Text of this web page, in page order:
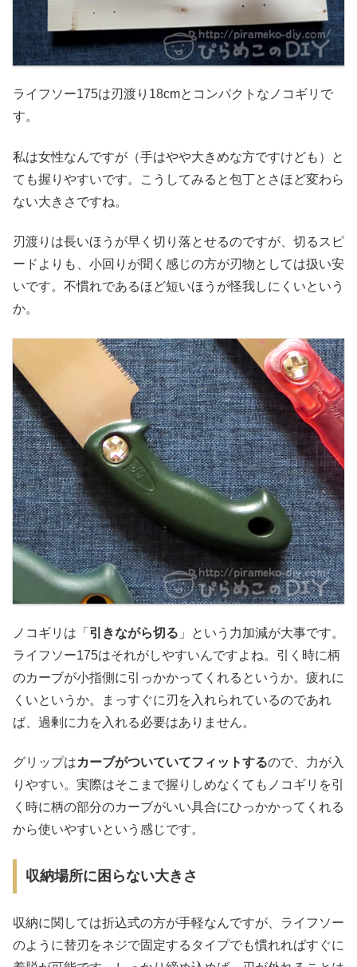
ライフソー175は刃渡り18cmとコンパクトなノコギリで
す。
私は女性なんですが（手はやや大きめな方ですけども）と
ても握りやすいです。こうしてみると包丁とさほど変わら
ない大きさですね。
刃渡りは長いほうが早く切り落とせるのですが、切るスピ
ードよりも、小回りが聞く感じの方が刃物としては扱い安
いです。不慣れであるほど短いほうが怪我しにくいという
か。
ノコギリは「 引きながら切る 」という力加減が大事です。
ライフソー175はそれがしやすいんですよね。引く時に柄
のカーブが小指側に引っかかってくれるというか。疲れに
くいというか。まっすぐに刃を入れられているのであれ
ば、過剰に力を入れる必要はありません。
グリップはカーブがついていてフィットするので、力が入
りやすい。実際はそこまで握りしめなくてもノコギリを引
く時に柄の部分のカーブがいい具合にひっかかってくれる
から使いやすいという感じです。
収納場所に困らない大きさ
収納に関しては折込式の方が手軽なんですが、ライフソー
のように替刃をネジで固定するタイプでも慣れればすぐに